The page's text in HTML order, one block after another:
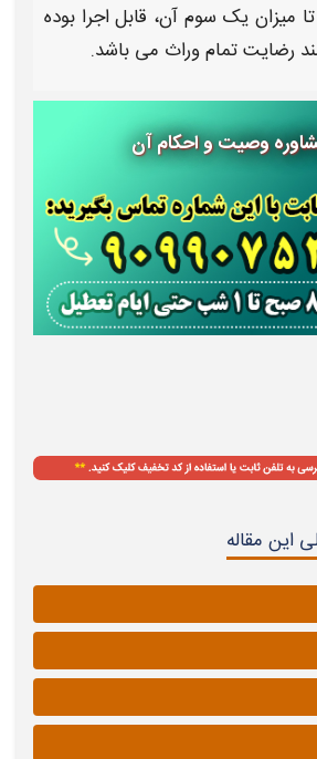
تا میزان یک سوم آن، قابل اجرا بوده
رضایت تمام وراث می باشد.
وصیت و احکام آن
این مقاله